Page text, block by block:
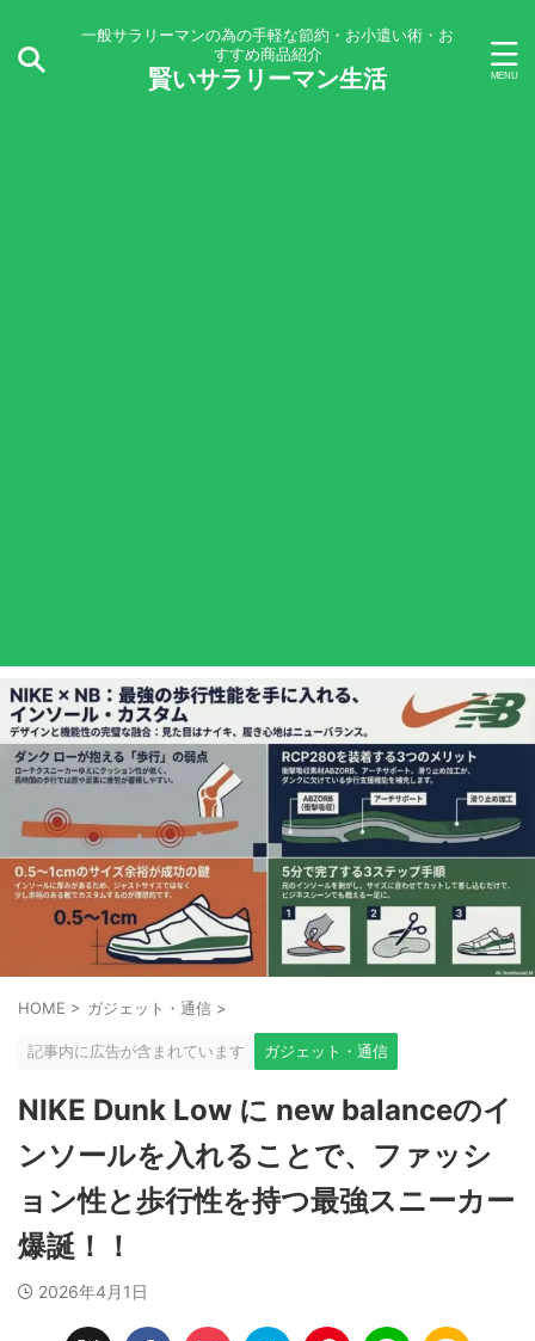
一般サラリーマンの為の手軽な節約・お小遣い術・お
すすめ商品紹介
賢いサラリーマン生活
HOME > ガジェット・通信 >
記事内に広告が含まれています ガジェット・通信
NIKE Dunk Low に new balanceのイ
ンソールを入れることで、ファッシ
ョン性と歩行性を持つ最強スニーカー
爆誕！！
2026年4月1日